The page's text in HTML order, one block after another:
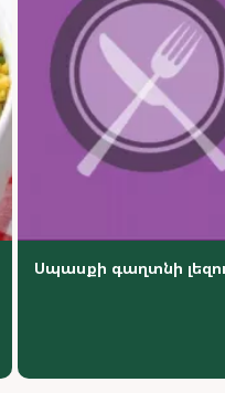
Սպասքի գաղտնի